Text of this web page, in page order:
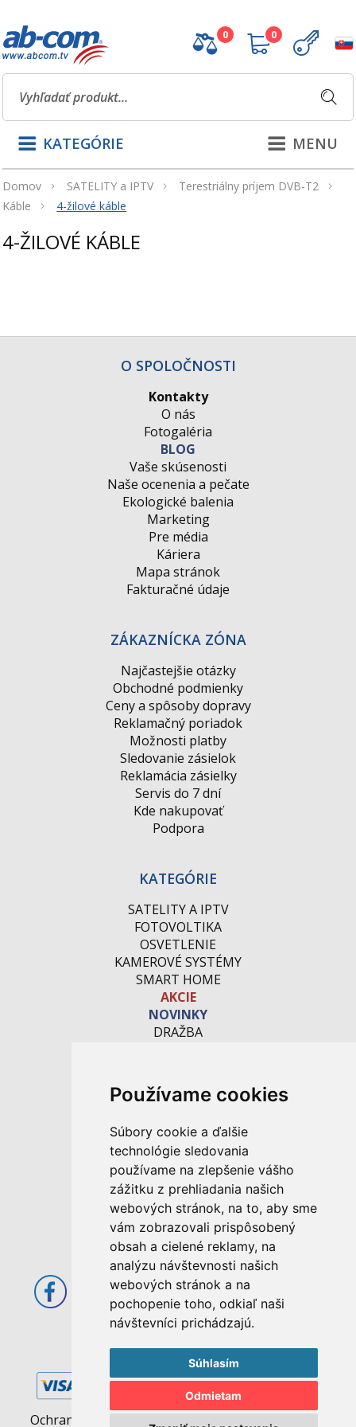
Používame cookies
Súbory cookie a ďalšie
technológie sledovania
používame na zlepšenie vášho
zážitku z prehliadania našich
webových stránok, na to, aby sme
vám zobrazovali prispôsobený
obsah a cielené reklamy, na
analýzu návštevnosti našich
webových stránok a na
pochopenie toho, odkiaľ naši
návštevníci prichádzajú.
Súhlasím
Odmietam
0 0
MENU
KATEGÓRIE
Domov SATELITY a IPTV
Terestriálny príjem DVB-T2
Káble
4-žilové káble
4-ŽILOVÉ KÁBLE
O SPOLOČNOSTI
Kontakty
O nás
Fotogaléria
BLOG
Vaše skúsenosti
Naše ocenenia a pečate
Ekologické balenia
Marketing
Pre média
Káriera
Mapa stránok
Fakturačné údaje
ZÁKAZNÍCKA ZÓNA
Najčastejšie otázky
Obchodné podmienky
Ceny a spôsoby dopravy
Reklamačný poriadok
Možnosti platby
Sledovanie zásielok
Reklamácia zásielky
Servis do 7 dní
Kde nakupovať
Podpora
KATEGÓRIE
SATELITY A IPTV
FOTOVOLTIKA
OSVETLENIE
KAMEROVÉ SYSTÉMY
SMART HOME
AKCIE
NOVINKY
DRAŽBA
M. Rázusa 4795/34
955 01 Topoľčany
Slovenská republika
E-mail: info@abcom.sk
Tel: +421 38 53 62 611
Otváracie hodiny:
Po - Pia: 08:00 - 17:00
Ochrana osobných údajov | Pravidlá cookies